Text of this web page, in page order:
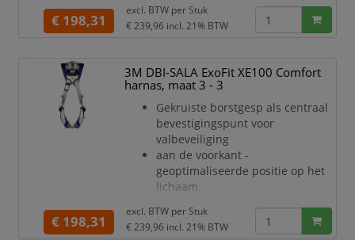
een snelle, veilige en
comfortabele
Comfort padding met
toegevoegde luchtkanalen en
Scotchlite
reflecterend materiaal.
Schoudervullingen in jukvorm
verminderen
ongemakkelijk schuren in de nek
Met geïntegreerde pSRL-tunnel
kunt u snel en eenvoudig pers
€ 198,31
excl. BTW per Stuk
€ 239,96 incl. 21% BTW
3M DBI-SALA ExoFit XE100 Comfort
harnas, maat 3 - 3
Gekruiste borstgesp als centraal
bevestigingspunt voor
valbeveiliging
aan de voorkant -
geoptimaliseerde positie op het
lichaam
een snelle, veilige en
comfortabele
€ 198,31
excl. BTW per Stuk
€ 239,96 incl. 21% BTW